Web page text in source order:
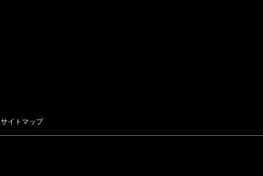
サイトマップ